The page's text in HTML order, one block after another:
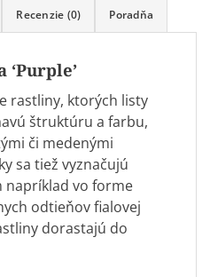
Recenzie (0) Poradňa
rastliny, ktorých listy
štruktúru a farbu,
či medenými
sa tiež vyznačujú
napríklad vo forme
odtieňov fialovej
dorastajú do